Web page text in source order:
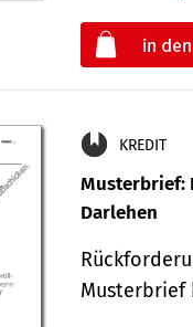
KREDIT
Musterbrief:
Darlehen
Musterbrief